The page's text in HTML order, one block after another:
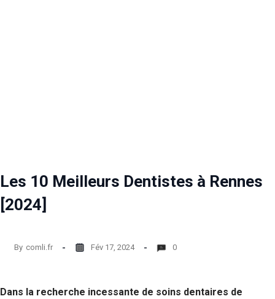
Les 10 Meilleurs Dentistes à Rennes
[2024]
By comli.fr Fév 17, 2024 0
Dans la recherche incessante de soins dentaires de